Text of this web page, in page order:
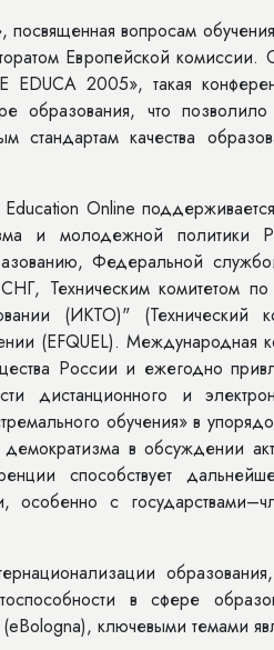
вопросам
Европейской
2005», такая
образования, что позволило
стандартам качества
Online поддерживается
и молодежной политики
Федеральной
Техническим комитетом по
(ИКТО)" (Технический
(EFQUEL). Международная
России и ежегодно
дистанционного и
обучения» в
в обсуждении
способствует
особенно с
образования,
в сфере
ключевыми темами